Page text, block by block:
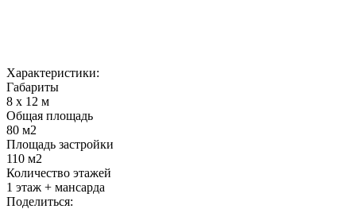
Характеристики:
Габариты
8 x 12 м
Общая площадь
80 м2
Площадь застройки
110 м2
Количество этажей
1 этаж + мансарда
Поделиться: